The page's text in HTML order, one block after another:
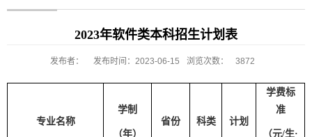
2023年软件类本科招生计划表
发布者： 发布时间：2023-06-15 浏览次数： 3872
专业名称
学制
（年）
省份 科类 计划
学费标
准
（元/生·